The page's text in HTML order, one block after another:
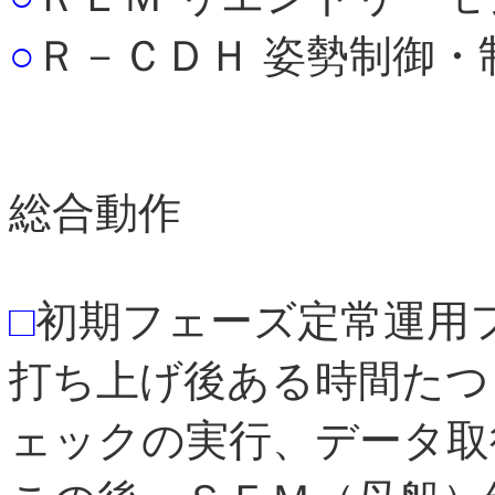
○ Ｒ－ＣＤＨ 姿勢制御
総合動作
□初期フェーズ定常運用
打ち上げ後ある時間た
ェックの実行、データ